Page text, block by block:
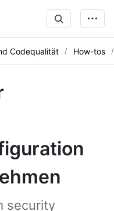
Codequalität How-tos
security